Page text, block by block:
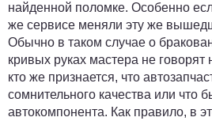
найденной поломке. Особенно
же сервисе меняли эту же
Обычно в таком случае о
кривых руках мастера не говорят
кто же признается, что
сомнительного качества или что
автокомпонента. Как правило, в